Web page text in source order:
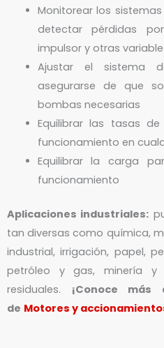
Monitorear los
detectar pérdidas
impulsor y otras
Ajustar el sistema
asegurarse de que
bombas necesarias
Equilibrar las tasas
funcionamiento en
Equilibrar la carga
funcionamiento
Aplicaciones industriales:
tan diversas como química,
industrial, irrigación, papel,
petróleo y gas, minería y
residuales. ¡Conoce más
de Motores y